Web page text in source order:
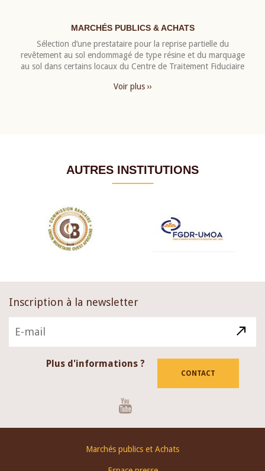
MARCHÉS PUBLICS & ACHATS
Sélection d’une prestataire pour la reprise partielle du
revêtement au sol endommagé de type résine et du marquage
au sol dans certains locaux du Centre de Traitement Fiduciaire
Voir plus ››
AUTRES INSTITUTIONS
Inscription à la newsletter
Plus d'informations ?
CONTACT
Marchés publics et Achats